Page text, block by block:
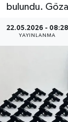
bulundu.
22.05.2026 - 08:28
YAYINLANMA